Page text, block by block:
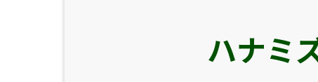
ハナミ